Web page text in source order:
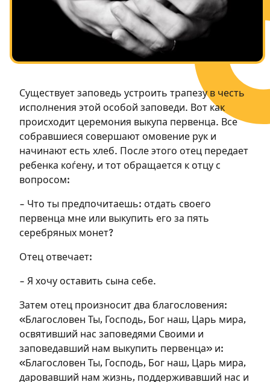
Посты в память о разрушенном Храме
Существует заповедь устроить трапезу в честь
исполнения этой особой заповеди. Вот как
происходит церемония выкупа первенца. Все
собравшиеся совершают омовение рук и
начинают есть хлеб. После этого отец передает
ребенка коѓену, и тот обращается к отцу с
вопросом:
– Что ты предпочитаешь: отдать своего
первенца мне или выкупить его за пять
серебряных монет?
Отец отвечает:
– Я хочу оставить сына себе.
Затем отец произносит два благословения:
«Благословен Ты, Господь, Бог наш, Царь мира,
освятивший нас заповедями Своими и
заповедавший нам выкупить первенца» и:
«Благословен Ты, Господь, Бог наш, Царь мира,
даровавший нам жизнь, поддерживавший нас и